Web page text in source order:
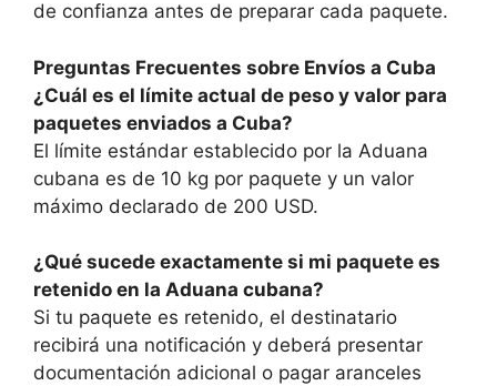
de confianza antes de preparar cada paquete.
Preguntas Frecuentes sobre Envíos a Cuba
¿Cuál es el límite actual de peso y valor para
paquetes enviados a Cuba?
El límite estándar establecido por la Aduana
cubana es de 10 kg por paquete y un valor
máximo declarado de 200 USD.
¿Qué sucede exactamente si mi paquete es
retenido en la Aduana cubana?
Si tu paquete es retenido, el destinatario
recibirá una notificación y deberá presentar
documentación adicional o pagar aranceles